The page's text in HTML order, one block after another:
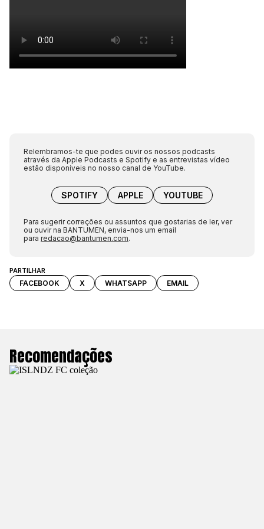
PARTILHAR
FACEBOOK X WHATSAPP EMAIL
Relembramos-te que podes ouvir os nossos podcasts
através da Apple Podcasts e Spotify e as entrevistas vídeo
estão disponíveis no nosso canal de YouTube.
SPOTIFY APPLE YOUTUBE
Para sugerir correções ou assuntos que gostarias de ler, ver
ou ouvir na BANTUMEN, envia-nos um email
para redacao@bantumen.com.
Recomendações